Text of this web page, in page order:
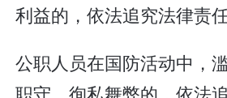
利益的，依法追究法律责任
公职人员在国防活动中，